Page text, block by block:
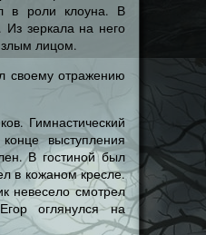
в роли клоуна. В
зеркала на него
злым лицом.
своему отражению
Гимнастический
выступления
В гостиной был
в кожаном кресле.
невесело смотрел
оглянулся на